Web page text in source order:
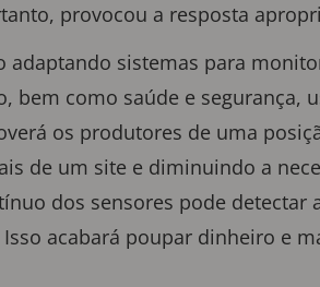
provocou a resposta
adaptando sistemas para
bem como saúde e segurança,
os produtores de uma
de um site e diminuindo a
dos sensores pode
acabará poupar dinheiro e